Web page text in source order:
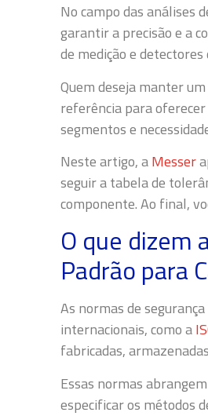
No campo das análises
garantir a precisão e a
de medição e
Quem deseja manter
referência para
segmentos e
Neste artigo, aMesser
seguir a tabela de
componente. Ao final,
O que dizem
Padrão para
As normas de
internacionais, como a
fabricadas,
Essas normas
especificar os métodos